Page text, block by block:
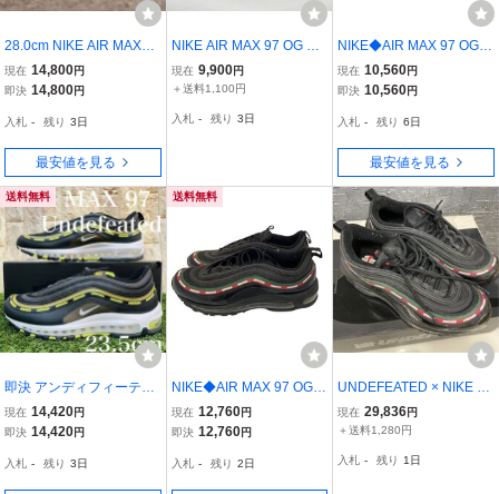
28.0cm NIKE AIR MAX97
× UNDEFEATED BLACK
スニーカー ナイキ エアマ
テッド AJ1986-001
現在 14,800円
即決 14,800円
入札 - 残り 3日
最安値を見る
NIKE AIR MAX 97 OG UN
DEFEATED SIZE-27.5cm
AJ1986-001 ナイキ アン
ックス97 スニーカー
現在 9,900円
＋送料1,100円
入札 - 残り 3日
NIKE◆AIR MAX 97 OG /
UNDFTD/エアマックス9
7/ブラック/AJ1986-001/2
現在 10,560円
即決 10,560円
入札 - 残り 6日
最安値を見る
送料無料
即決 アンディフィーテッ
ド × ナイキ エアマックス
97 NIKE AIR MAX 97 メ
送料込み DC4830-001
現在 14,420円
即決 14,420円
入札 - 残り 3日
送料無料
NIKE◆AIR MAX 97 OG /
UNDFTD/エアマックス9
7/ブラック/AJ1986-001/2
現在 12,760円
即決 12,760円
入札 - 残り 2日
UNDEFEATED × NIKE AI
R MAX 97 OG “Black” (ア
ンディフィーテッド × ナ
ブラック)
現在 29,836円
＋送料1,280円
入札 - 残り 1日